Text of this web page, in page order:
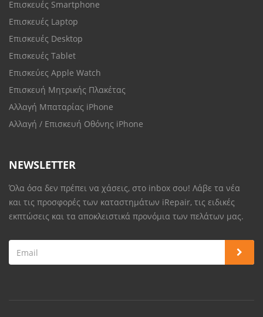
Επισκευές Smartphone
Επισκευές Laptop
Επισκευές Desktop
Επισκευές Tablet
Επισκεύες Apple Watch
Επισκευή Μητρικής Πλακέτας
Αλλαγή Μπαταρίας iPhone
Αλλαγή / Επισκευή Οθόνης iPhone
NEWSLETTER
Όλα όσα δεν πρέπει να χάσεις, στο inbox σου! Λάβε τα νέα
και τις προσφορές των καταστημάτων iRepair, τις ειδικές
εκπτώσεις και τα αποκλειστικά προνόμια των πελάτων μας.